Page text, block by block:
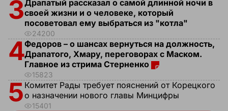
3Драпатый рассказал о самой длинной ночи в
своей жизни и о человеке, который
посоветовал ему выбраться из "котла"
24200
4Федоров – о шансах вернуться на должность,
Драпатого, Хмару, переговорах с Маском.
Главное из стрима Стерненко
15823
5 Комитет Рады требует пояснений от Корецкого
о назначении нового главы Минцифры
15401